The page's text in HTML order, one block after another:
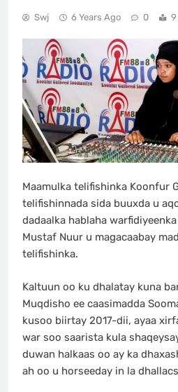
Swj 6 Years Ago 0 9
Maamulka telifishinka Koonfur
telifishinnada sida buuxda u
dadaalka hablaha
Mustaf Nuur u magacaabay
telifishinka.
Kaltuun oo ku dhalatay kuna
Muqdisho ee caasimadda
kusoo biirtay 2017-dii, ayaa
war soo saarista kula
duwan halkaas oo ay ka
ah oo u horseeday in la